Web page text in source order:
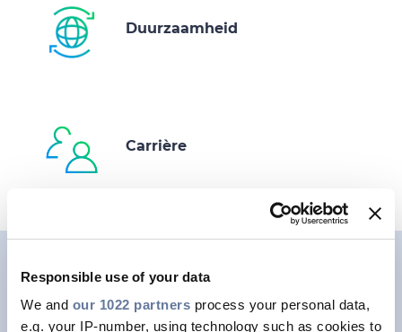
Responsible use of your data
We and our 1022 partners process your personal data,
e.g. your IP-number, using technology such as cookies to
Duurzaamheid
Carrière
This is a placeholder for content subject to
Cookie privacy regulations.
Pleaseaccept MARKETING cookies
to access